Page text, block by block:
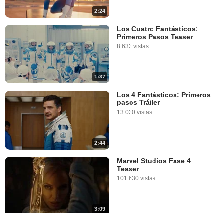
2:24
1:37
Los Cuatro Fantásticos:
Primeros Pasos Teaser
8.633 vistas
2:44
Los 4 Fantásticos: Primeros
pasos Tráiler
13.030 vistas
3:09
Marvel Studios Fase 4
Teaser
101.630 vistas